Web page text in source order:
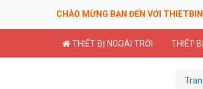
CHÀO MỪNG BẠN ĐẾN VỚI
THIẾT BỊ NGOÀI TRỜI THIẾT